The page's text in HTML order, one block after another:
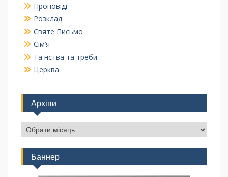
Проповіді
Розклад
Святе Письмо
Сім’я
Таїнства та треби
Церква
Архіви
Баннер